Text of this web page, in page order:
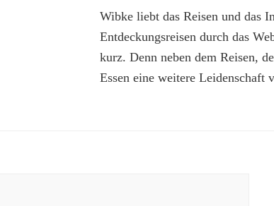
Wibke liebt das Reisen und das
Entdeckungsreisen durch das
kurz. Denn neben dem Reisen,
Essen eine weitere Leidenschaft